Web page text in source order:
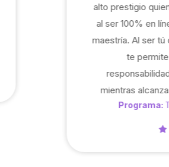
alto prestigio
al ser 100% en
maestría. Al ser tú
te
mientras
Programa: